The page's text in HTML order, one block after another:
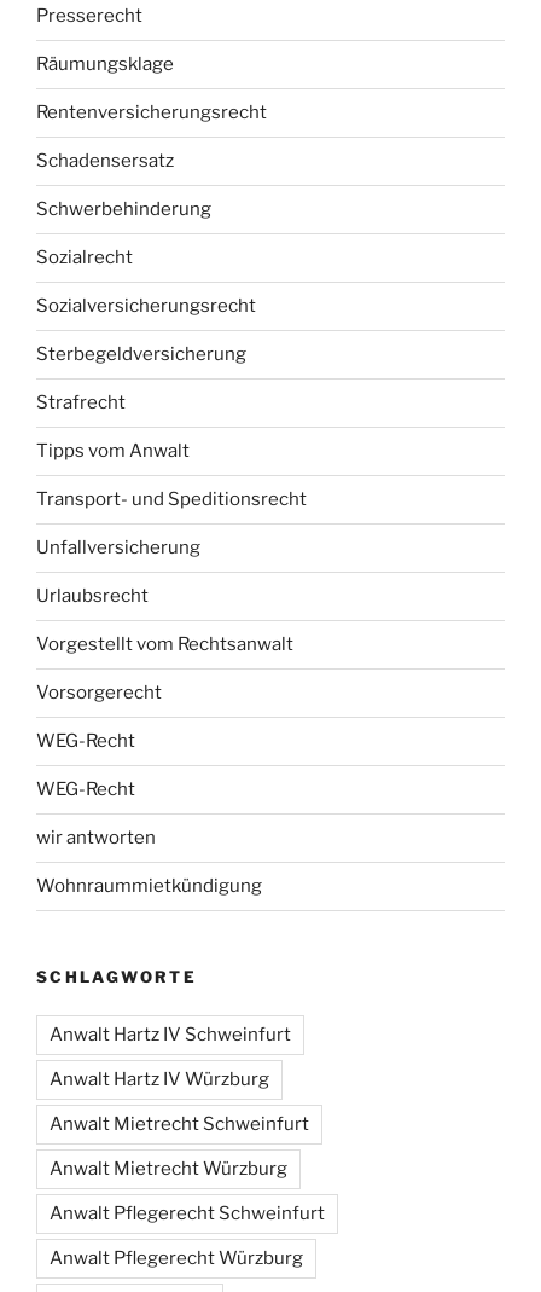
Presserecht
Räumungsklage
Rentenversicherungsrecht
Schadensersatz
Schwerbehinderung
Sozialrecht
Sozialversicherungsrecht
Sterbegeldversicherung
Strafrecht
Tipps vom Anwalt
Transport- und Speditionsrecht
Unfallversicherung
Urlaubsrecht
Vorgestellt vom Rechtsanwalt
Vorsorgerecht
WEG-Recht
WEG-Recht
wir antworten
Wohnraummietkündigung
SCHLAGWORTE
Anwalt Hartz IV Schweinfurt
Anwalt Hartz IV Würzburg
Anwalt Mietrecht Schweinfurt
Anwalt Mietrecht Würzburg
Anwalt Pflegerecht Schweinfurt
Anwalt Pflegerecht Würzburg